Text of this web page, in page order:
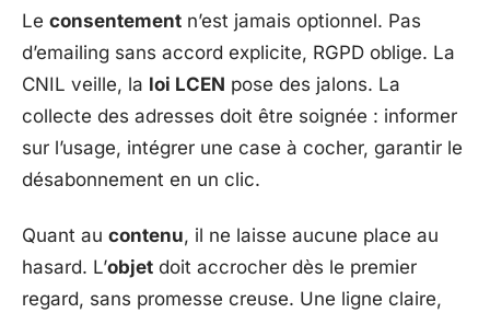
Le consentement n’est jamais optionnel. Pas
d’emailing sans accord explicite, RGPD oblige. La
CNIL veille, la loi LCEN pose des jalons. La
collecte des adresses doit être soignée : informer
sur l’usage, intégrer une case à cocher, garantir le
désabonnement en un clic.
Quant au contenu, il ne laisse aucune place au
hasard. L’objet doit accrocher dès le premier
regard, sans promesse creuse. Une ligne claire,